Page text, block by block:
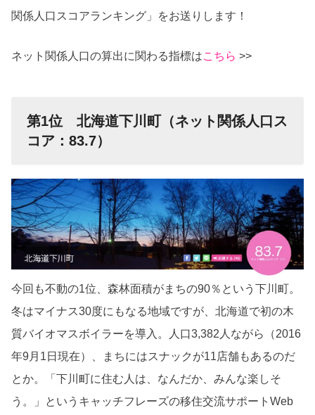
関係人口スコアランキング」をお送りします！
ネット関係人口の算出に関わる指標はこちら >>
第1位 北海道下川町（ネット関係人口ス
コア：83.7）
今回も不動の1位、 森林面積がまちの90％という下川町。
冬はマイナス30度にもなる地域ですが、北海道で初の木
質バイオマスボイラーを導入。人口3,382人ながら（2016
年9月1日現在）、まちにはスナックが11店舗もあるのだ
とか。「下川町に住む人は、なんだか、みんな楽しそ
う。」というキャッチフレーズの移住交流サポートWeb